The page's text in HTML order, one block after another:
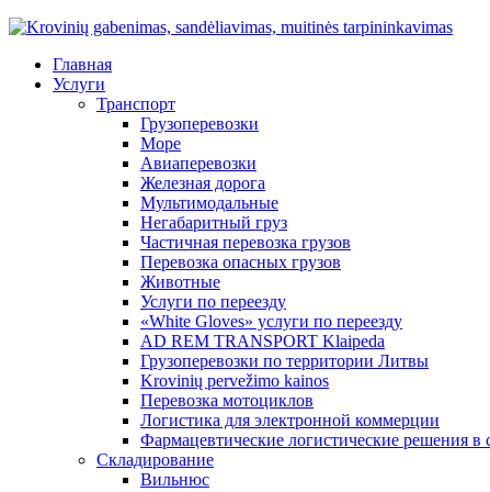
Главная
Услуги
Транспорт
Грузоперевозки
Море
Авиаперевозки
Железная дорога
Мультимодальные
Негабаритный груз
Частичная перевозка грузов
Перевозка опасных грузов
Животные
Услуги по переезду
«White Gloves» услуги по переезду
AD REM TRANSPORT Klaipeda
Грузоперевозки по территории Литвы
Krovinių pervežimo kainos
Перевозка мотоциклов
Логистика для электронной коммерции
Фармацевтические логистические решения в
Складирование
Вильнюс